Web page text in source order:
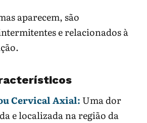
aparecem, são
e relacionados à
Cervical Axial: Uma dor
e localizada na região da